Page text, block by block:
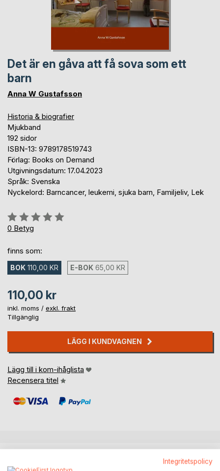
Det är en gåva att få sova som ett
barn
Anna W Gustafsson
Historia & biografier
Mjukband
192 sidor
ISBN-13: 9789178519743
Förlag: Books on Demand
Utgivningsdatum: 17.04.2023
Språk: Svenska
Nyckelord: Barncancer, leukemi, sjuka barn, Familjeliv, Lek
Betyg::
0%
0 Betyg
finns som:
BOK 110,00 KR E-BOK 65,00 KR
110,00 kr
inkl. moms / exkl. frakt
Tillgänglig
LÄGG I KUNDVAGNEN
Lägg till i kom-ihåglista
Recensera titel
Integritetspolicy